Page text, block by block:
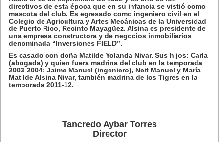
directivos de esta época que en su infancia se vistió como
mascota del club. Es egresado como ingeniero civil en el
Colegio de Agricultura y Artes Mecánicas de la Universidad
de Puerto Rico, Recinto Mayagüez. Alsina es presidente de
una empresa constructora y de negocios inmobiliarios
denominada “Inversiones FIELD”.
Es casado con doña Matilde Yolanda Nivar. Sus hijos: Carla
(abogada) y quien fuera madrina del club en la temporada
2003-2004; Jaime Manuel (ingeniero), Neit Manuel y María
Matilde Alsina Nivar, también madrina de los Tigres en la
temporada 2011-12.
Tancredo Aybar Torres
Director